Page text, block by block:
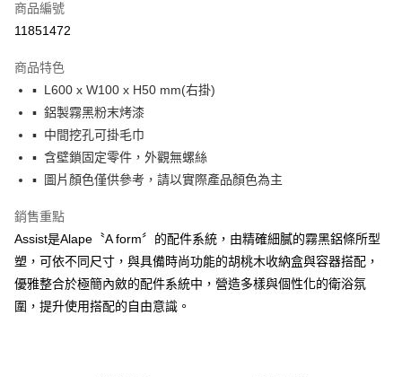
宅配
全館免運
免運費
商品編號
11851472
商品特色
▪ L600 x W100 x H50 mm(右掛)
▪ 鋁製霧黑粉末烤漆
▪ 中間挖孔可掛毛巾
▪ 含壁鎖固定零件，外觀無螺絲
▪ 圖片顏色僅供參考，請以實際產品顏色為主
銷售重點
Assist是Alape〝A form〞的配件系統，由精確細膩的霧黑鋁條所型
塑，可依不同尺寸，與具備時尚功能的胡桃木收納盒與容器搭配，
優雅整合於極簡內斂的配件系統中，營造多樣與個性化的衛浴氛
圍，提升使用搭配的自由意識。